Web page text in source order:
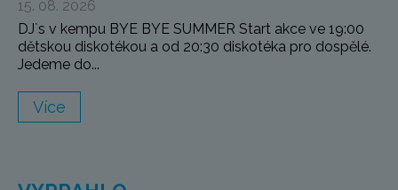
15. 08. 2026
DJ`s v kempu BYE BYE SUMMER Start akce ve 19:00
dětskou diskotékou a od 20:30 diskotéka pro dospělé.
Jedeme do...
Více